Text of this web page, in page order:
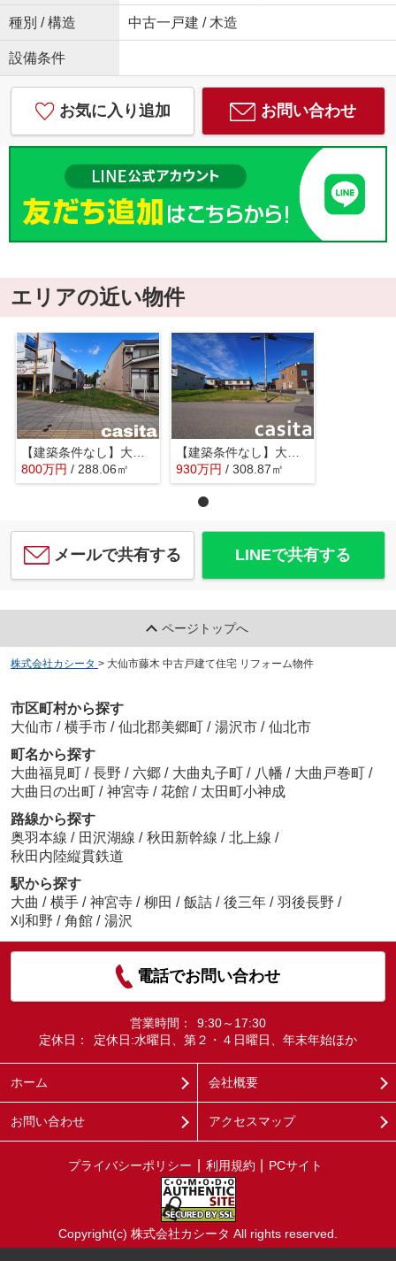
種別 / 構造 中古一戸建 / 木造
設備条件
お気に入り追加 お問い合わせ
エリアの近い物件
【建築条件なし】大仙市大曲須和町 南北両面道路の土地物件
800万円 / 288.06㎡
【建築条件なし】大仙市福田町93.43坪(公簿)区画の整った住宅街の南東角地物件
930万円 / 308.87㎡
メールで共有する LINEで共有する
ページトップへ
株式会社カシータ > 大仙市藤木 中古戸建て住宅 リフォーム物件
市区町村から探す
大仙市 / 横手市 / 仙北郡美郷町 / 湯沢市 / 仙北市
町名から探す
大曲福見町 / 長野 / 六郷 / 大曲丸子町 / 八幡 / 大曲戸巻町 /
大曲日の出町 / 神宮寺 / 花館 / 太田町小神成
路線から探す
奥羽本線 / 田沢湖線 / 秋田新幹線 / 北上線 /
秋田内陸縦貫鉄道
駅から探す
大曲 / 横手 / 神宮寺 / 柳田 / 飯詰 / 後三年 / 羽後長野 /
刈和野 / 角館 / 湯沢
電話でお問い合わせ
営業時間：
9:30～17:30
定休日：
定休日:水曜日、第２・４日曜日、年末年始ほか
ホーム 会社概要
お問い合わせ アクセスマップ
プライバシーポリシー 利用規約 PCサイト
Copyright(c) 株式会社カシータ All rights reserved.